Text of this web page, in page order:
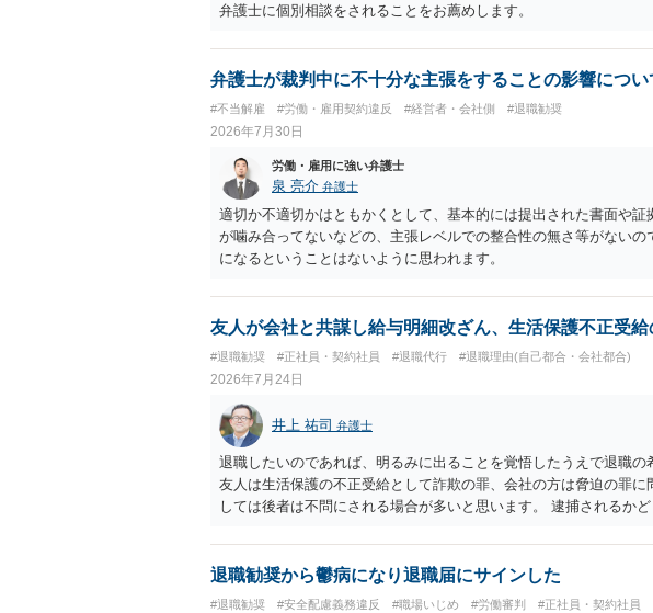
弁護士に個別相談をされることをお薦めします。
弁護士が裁判中に不十分な主張をすることの影響につい
#不当解雇 #労働・雇用契約違反 #経営者・会社側 #退職勧奨
2026年7月30日
労働・雇用に強い弁護士
泉 亮介 弁護士
適切か不適切かはともかくとして、基本的には提出された書面や
が噛み合ってないなどの、主張レベルでの整合性の無さ等がないの
になるということはないように思われます。
友人が会社と共謀し給与明細改ざん、生活保護不正受給
#退職勧奨 #正社員・契約社員 #退職代行 #退職理由(自己都合・会社都合)
2026年7月24日
井上 祐司 弁護士
退職したいのであれば、明るみに出ることを覚悟したうえで退職
友人は生活保護の不正受給として詐欺の罪、会社の方は脅迫の罪に
しては後者は不問にされる場合が多いと思います。 逮捕されるか
退職勧奨から鬱病になり退職届にサインした
#退職勧奨 #安全配慮義務違反 #職場いじめ #労働審判 #正社員・契約社員